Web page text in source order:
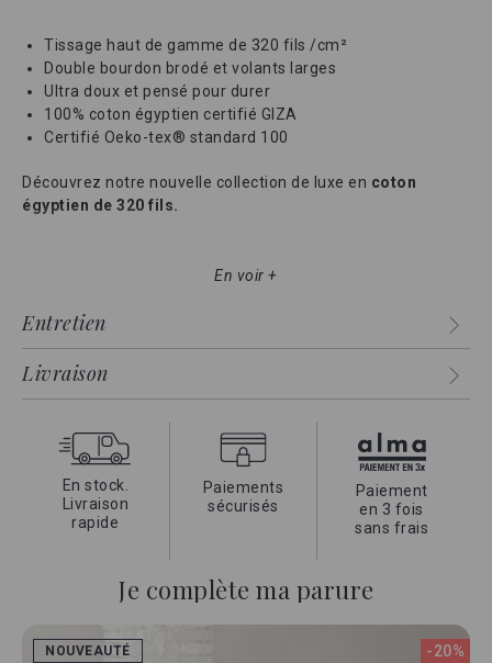
Tissage haut de gamme de 320 fils /cm²
Double bourdon brodé et volants larges
Ultra doux et pensé pour durer
100% coton égyptien certifié GIZA
Certifié Oeko-tex® standard 100
Découvrez notre nouvelle collection de luxe en coton
égyptien de 320 fils.
bourdon brodé avec précison dans nos ateliers, vous offre
qualités parmi nos différentes gammes, allie
La garantie d'un linge de qualité grace à son coton égyptien
exceptionnel, la douceur du satin et son tissage unique très
serré.
En voir +
Entretien
Livraison
En stock.
Livraison
rapide
Paiements
sécurisés
Paiement
en 3 fois
sans frais
Je complète ma parure
NOUVEAUTÉ -20%